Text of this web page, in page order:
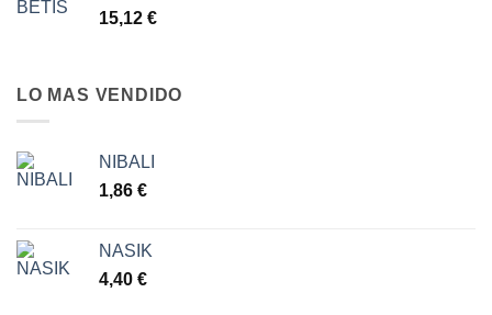
15,12 €
LO MAS VENDIDO
NIBALI
1,86 €
NASIK
4,40 €